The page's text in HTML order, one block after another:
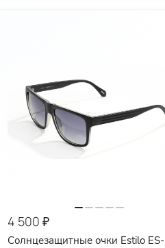
4 500 ₽
Солнцезащитные очки Estilo ES-